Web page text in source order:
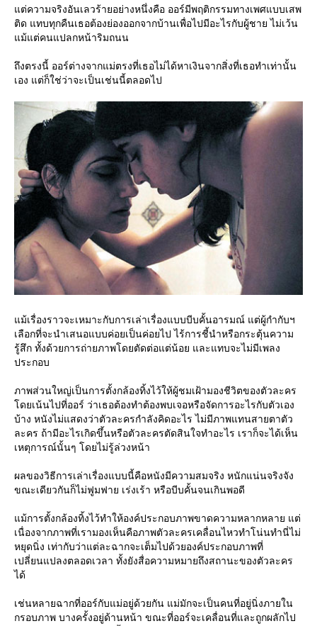
ต่ความจริงอันเลวร้ายอย่างหนึ่งคือ ออร์มีพฤติกรรมทางเพศแบบเสพ
ติด แทบทุกคืนเธอต้องย่องออกจากบ้านเพื่อไปมีอะไรกับผู้ชาย ไม่เว้น
ม้แต่คนแปลกหน้าริมถนน
ถึงตรงนี้ ออร์ต่างจากแม่ตรงที่เธอไม่ได้หาเงินจากสิ่งที่เธอทำเท่านั้น
เอง แต่ก็ใช่ว่าจะเป็นเช่นนี้ตลอดไป
ม้เรื่องราวจะเหมาะกับการเล่าเรื่องแบบบีบคั้นอารมณ์ แต่ผู้กำกับฯ
เลือกที่จะนำเสนอแบบค่อยเป็นค่อยไป ไร้การชี้นำหรือกระตุ้นความ
รู้สึก ทั้งด้วยการถ่ายภาพโดยตัดต่อแต่น้อย และแทบจะไม่มีเพลง
ประกอบ
ภาพส่วนใหญ่เป็นการตั้งกล้องทิ้งไว้ให้ผู้ชมเฝ้ามองชีวิตของตัวละคร
ดยเน้นไปที่ออร์ ว่าเธอต้องทำต้องพบเจอหรือจัดการอะไรกับตัวเอง
บ้าง หนังไม่แสดงว่าตัวละครกำลังคิดอะไร ไม่มีภาพแทนสายตาตัว
ละคร ถ้ามีอะไรเกิดขึ้นหรือตัวละครตัดสินใจทำอะไร เราก็จะได้เห็น
เหตุการณ์นั้นๆ โดยไม่รู้ล่วงหน้า
ผลของวิธีการเล่าเรื่องแบบนี้คือหนังมีความสมจริง หนักแน่นจริงจัง
ขณะเดียวกันก็ไม่ฟูมฟาย เร่งเร้า หรือบีบคั้นจนเกินพอดี
ม้การตั้งกล้องทิ้งไว้ทำให้องค์ประกอบภาพขาดความหลากหลาย แต่
เนื่องจากภาพที่เรามองเห็นคือภาพตัวละครเคลื่อนไหวทำโน่นทำนี่ไม่
หยุดนิ่ง เท่ากับว่าแต่ละฉากจะเต็มไปด้วยองค์ประกอบภาพที่
เปลี่ยนแปลงตลอดเวลา ทั้งยังสื่อความหมายถึงสถานะของตัวละคร
ได้
เช่นหลายฉากที่ออร์กับแม่อยู่ด้วยกัน แม่มักจะเป็นคนที่อยู่นิ่งภายใน
กรอบภาพ บางครั้งอยู่ด้านหน้า ขณะที่ออร์จะเคลื่อนที่และถูกผลักไป